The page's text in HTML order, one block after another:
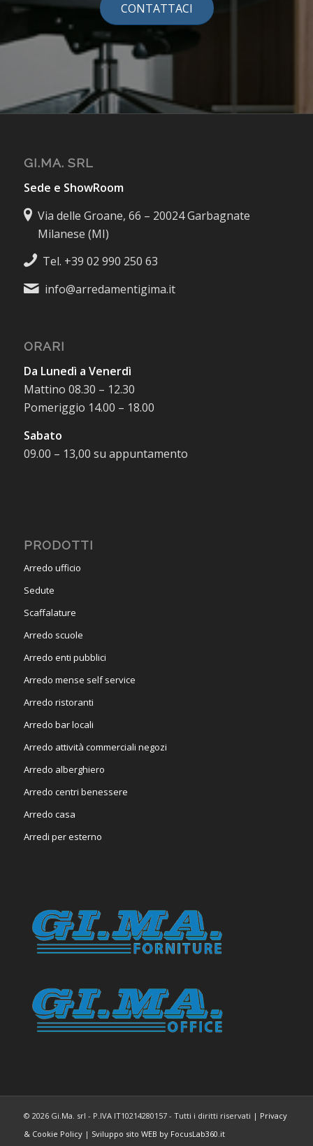
CONTATTACI
GI.MA. SRL
Sede e ShowRoom
Via delle Groane, 66 – 20024 Garbagnate
Milanese (MI)
Tel. +39 02 990 250 63
info@arredamentigima.it
ORARI
Da Lunedì a Venerdì
Mattino 08.30 – 12.30
Pomeriggio 14.00 – 18.00
Sabato
09.00 – 13,00 su appuntamento
PRODOTTI
Arredo ufficio
Sedute
Scaffalature
Arredo scuole
Arredo enti pubblici
Arredo mense self service
Arredo ristoranti
Arredo bar locali
Arredo attività commerciali negozi
Arredo alberghiero
Arredo centri benessere
Arredo casa
Arredi per esterno
© 2026 Gi.Ma. srl - P.IVA IT10214280157 - Tutti i diritti riservati | Privacy
& Cookie Policy| Sviluppo sito WEB by FocusLab360.it